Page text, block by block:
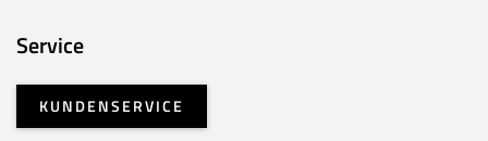
Service
KUNDENSERVICE